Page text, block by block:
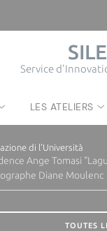
Service
LES ATELIERS
et Leria
di l'Università
Ange Tomasi
Diane Moulenc
TOUTES